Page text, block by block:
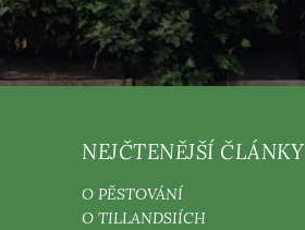
NEJČTENĚJŠÍ ČLÁNKY
O PĚSTOVÁNÍ
O TILLANDSIÍCH